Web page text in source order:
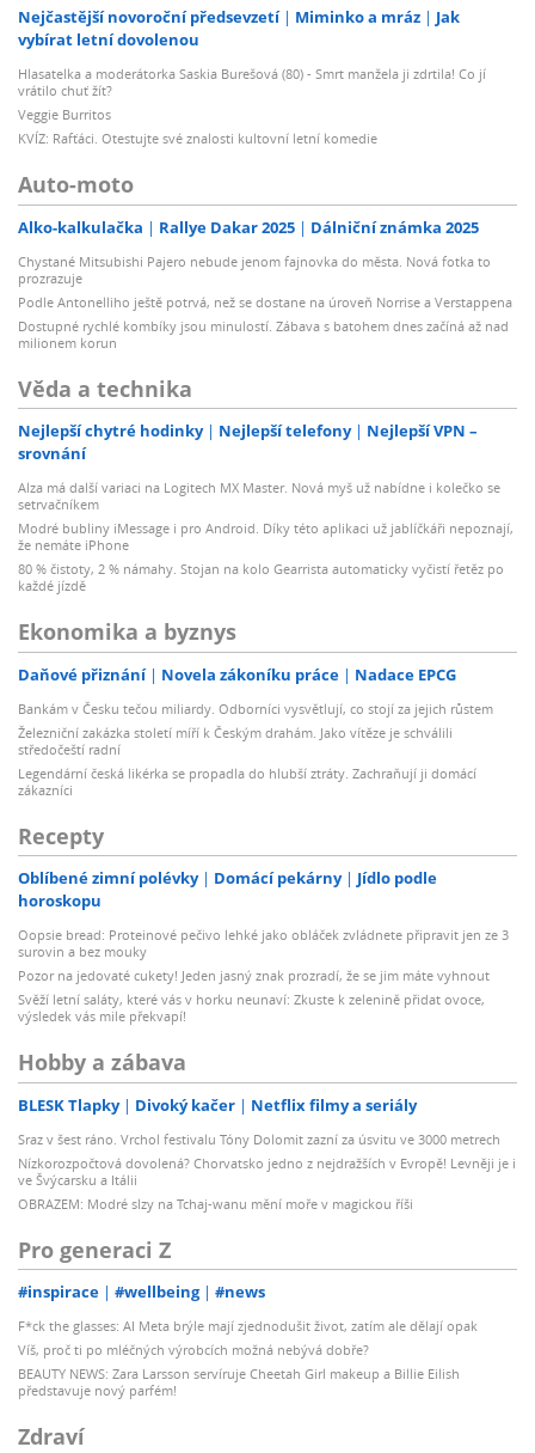
Nejčastější novoroční předsevzetí Miminko a mráz
Jak
vybírat letní dovolenou
Hlasatelka a moderátorka Saskia Burešová (80) - Smrt manžela ji zdrtila! Co jí
vrátilo chuť žít?
Veggie Burritos
KVÍZ: Rafťáci. Otestujte své znalosti kultovní letní komedie
Auto-moto
Alko-kalkulačka Rallye Dakar 2025 Dálniční známka 2025
Chystané Mitsubishi Pajero nebude jenom fajnovka do města. Nová fotka to
prozrazuje
Podle Antonelliho ještě potrvá, než se dostane na úroveň Norrise a Verstappena
Dostupné rychlé kombíky jsou minulostí. Zábava s batohem dnes začíná až nad
milionem korun
Věda a technika
Nejlepší chytré hodinky Nejlepší telefony
Nejlepší VPN –
srovnání
Alza má další variaci na Logitech MX Master. Nová myš už nabídne i kolečko se
setrvačníkem
Modré bubliny iMessage i pro Android. Díky této aplikaci už jablíčkáři nepoznají,
že nemáte iPhone
80 % čistoty, 2 % námahy. Stojan na kolo Gearrista automaticky vyčistí řetěz po
každé jízdě
Ekonomika a byznys
Daňové přiznání Novela zákoníku práce Nadace EPCG
Bankám v Česku tečou miliardy. Odborníci vysvětlují, co stojí za jejich růstem
Železniční zakázka století míří k Českým drahám. Jako vítěze je schválili
středočeští radní
Legendární česká likérka se propadla do hlubší ztráty. Zachraňují ji domácí
zákazníci
Recepty
Oblíbené zimní polévky Domácí pekárny
Jídlo podle
horoskopu
Oopsie bread: Proteinové pečivo lehké jako obláček zvládnete připravit jen ze 3
surovin a bez mouky
Pozor na jedovaté cukety! Jeden jasný znak prozradí, že se jim máte vyhnout
Svěží letní saláty, které vás v horku neunaví: Zkuste k zelenině přidat ovoce,
výsledek vás mile překvapí!
Hobby a zábava
BLESK Tlapky Divoký kačer Netflix filmy a seriály
Sraz v šest ráno. Vrchol festivalu Tóny Dolomit zazní za úsvitu ve 3000 metrech
Nízkorozpočtová dovolená? Chorvatsko jedno z nejdražších v Evropě! Levněji je i
ve Švýcarsku a Itálii
OBRAZEM: Modré slzy na Tchaj-wanu mění moře v magickou říši
Pro generaci Z
#inspirace #wellbeing #news
F*ck the glasses: AI Meta brýle mají zjednodušit život, zatím ale dělají opak
Víš, proč ti po mléčných výrobcích možná nebývá dobře?
BEAUTY NEWS: Zara Larsson servíruje Cheetah Girl makeup a Billie Eilish
představuje nový parfém!
Zdraví